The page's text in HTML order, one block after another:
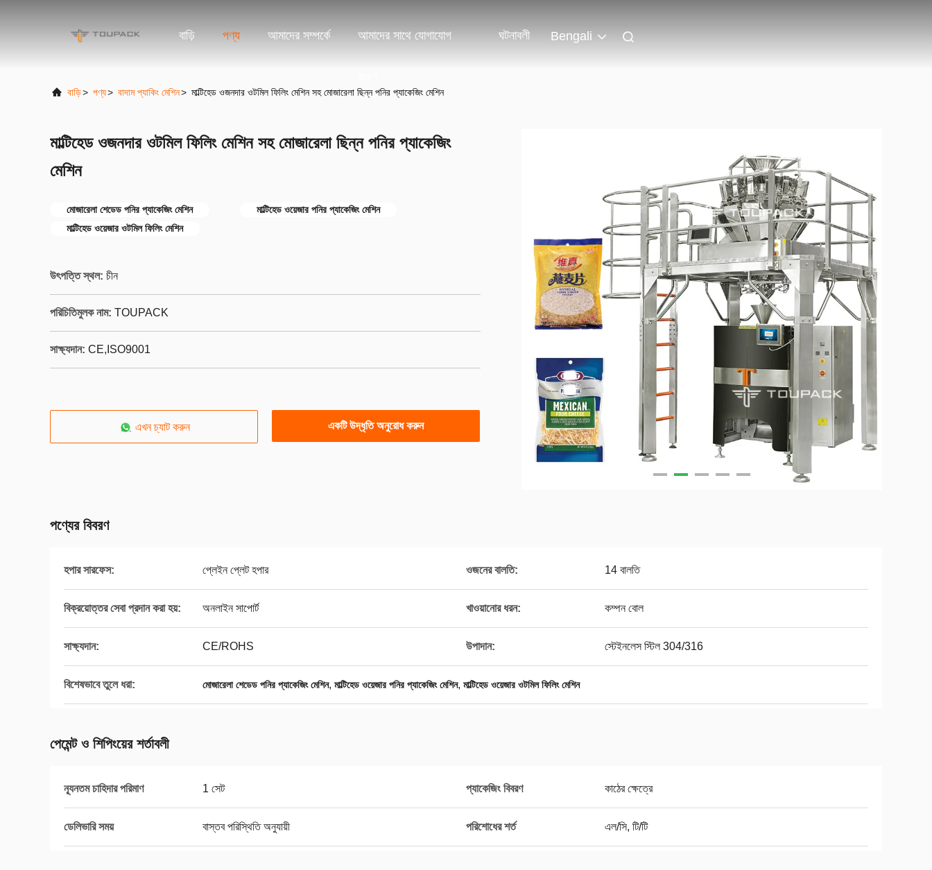
বাড়ি পণ্য আমাদের সম্পর্কে আমাদের সাথে যোগাযোগ ঘটনাবলী Bengali
বাড়ি> পণ্য> বাদাম প্যাকিং মেশিন> মাল্টিহেড ওজনদার ওটমিল ফিলিং মেশিন সহ মোজারেলা ছিন্ন পনির প্যাকেজিং মেশিন
মাল্টিহেড ওজনদার ওটমিল ফিলিং মেশিন সহ মোজারেলা ছিন্ন পনির প্যাকেজিং
মেশিন
মোজারেলা শেডেড পনির প্যাকেজিং মেশিন
মাল্টিহেড ওয়েজার পনির প্যাকেজিং মেশিন
মাল্টিহেড ওয়েজার ওটমিল ফিলিং মেশিন
উৎপত্তি স্থল: চীন
পরিচিতিমুলক নাম: TOUPACK
সাক্ষ্যদান: CE,ISO9001
এখন চ্যাট করুন একটি উদ্ধৃতি অনুরোধ করুন
পণ্যের বিবরণ
হপার সারফেস: প্লেইন প্লেট হপার ওজনের বালতি: 14 বালতি
বিক্রয়োত্তর সেবা প্রদান করা হয়: অনলাইন সাপোর্ট খাওয়ানোর ধরন: কম্পন বোল
সাক্ষ্যদান: CE/ROHS উপাদান: স্টেইনলেস স্টিল 304/316
বিশেষভাবে তুলে ধরা: মোজারেলা শেডেড পনির প্যাকেজিং মেশিন, মাল্টিহেড ওয়েজার পনির প্যাকেজিং মেশিন, মাল্টিহেড ওয়েজার ওটমিল ফিলিং মেশিন
পেমেন্ট ও শিপিংয়ের শর্তাবলী
ন্যূনতম চাহিদার পরিমাণ 1 সেট প্যাকেজিং বিবরণ কাঠের ক্ষেত্রে
ডেলিভারি সময় বাস্তব পরিস্থিতি অনুযায়ী পরিশোধের শর্ত এল/সি, টি/টি